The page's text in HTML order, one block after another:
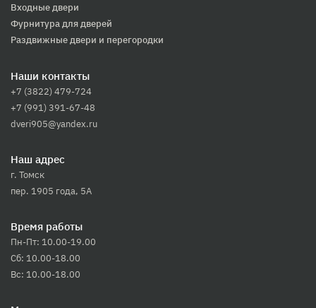
Входные двери
Фурнитура для дверей
Раздвижные двери и перегородки
Наши контакты
+7 (3822) 479-724
+7 (991) 391-67-48
dveri905@yandex.ru
Наш адрес
г. Томск
пер. 1905 года, 5А
Время работы
Пн-Пт: 10.00-19.00
Сб: 10.00-18.00
Вс: 10.00-18.00